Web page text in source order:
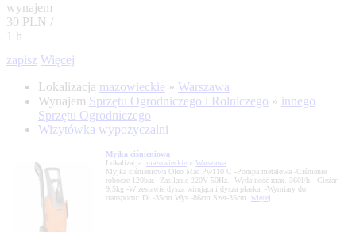
wynajem
30 PLN /
1 h
zapisz Więcej
Lokalizacja mazowieckie » Warszawa
Wynajem Sprzętu Ogrodniczego i Rolniczego » innego
Sprzętu Ogrodniczego
Wizytówka wypożyczalni
Myjka ciśnieniowa
Lokalizacja: mazowieckie » Warszawa
Myjka ciśnieniowa Oleo Mac Pw110 C -Pompa metalowa -Ciśnienie
robocze 120bar. -Zasilanie 220V 50Hz. -Wydajność max. 360l/h. -Ciężar -
9,5kg -W zestawie dysza wirująca i dysza płaska. -Wymiary do
transportu: Dł.-35cm.Wys.-86cm.Szer-35cm. więcej